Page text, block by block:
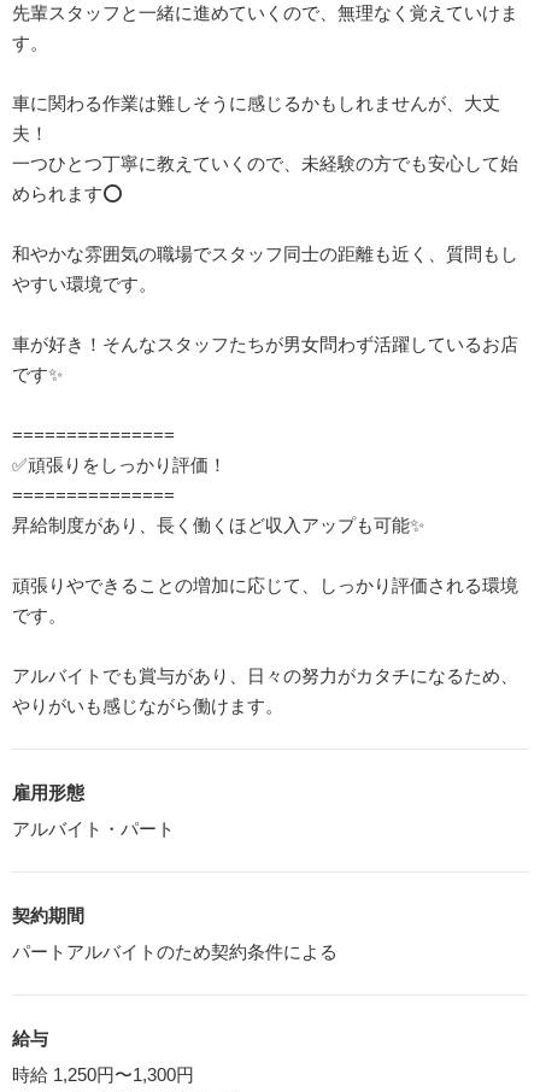
先輩スタッフと一緒に進めていくので、無理なく覚えていけま
す。
車に関わる作業は難しそうに感じるかもしれませんが、大丈
夫！
一つひとつ丁寧に教えていくので、未経験の方でも安心して始
められます⭕️
和やかな雰囲気の職場でスタッフ同士の距離も近く、質問もし
やすい環境です。
車が好き！そんなスタッフたちが男女問わず活躍しているお店
です✨
===============
✅頑張りをしっかり評価！
===============
昇給制度があり、長く働くほど収入アップも可能✨
頑張りやできることの増加に応じて、しっかり評価される環境
です。
アルバイトでも賞与があり、日々の努力がカタチになるため、
やりがいも感じながら働けます。
雇用形態
アルバイト・パート
契約期間
パートアルバイトのため契約条件による
給与
時給 1,250円〜1,300円